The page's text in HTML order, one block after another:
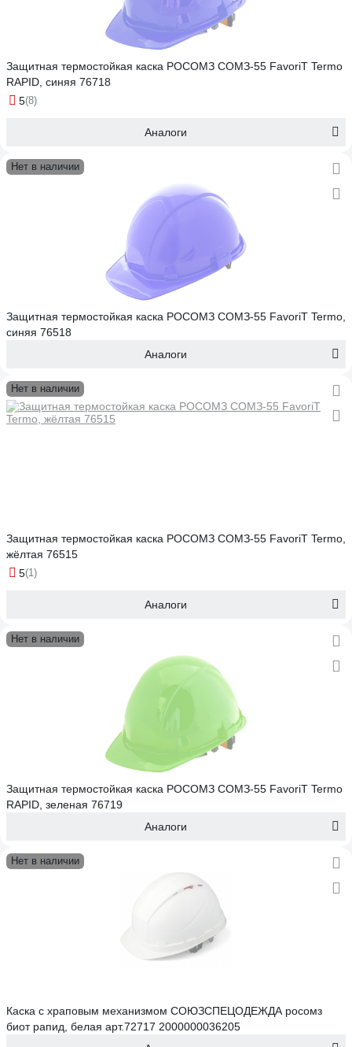
Защитная термостойкая каска РОСОМЗ СОМЗ-55 FavoriT Termo
RAPID, синяя 76718
5(8)
Аналоги
Нет в наличии
Защитная термостойкая каска РОСОМЗ СОМЗ-55 FavoriT Termo,
синяя 76518
Аналоги
Нет в наличии
Защитная термостойкая каска РОСОМЗ СОМЗ-55 FavoriT Termo,
жёлтая 76515
5(1)
Аналоги
Нет в наличии
Защитная термостойкая каска РОСОМЗ СОМЗ-55 FavoriT Termo
RAPID, зеленая 76719
Аналоги
Нет в наличии
Каска с храповым механизмом СОЮЗСПЕЦОДЕЖДА росомз
биот рапид, белая арт.72717 2000000036205